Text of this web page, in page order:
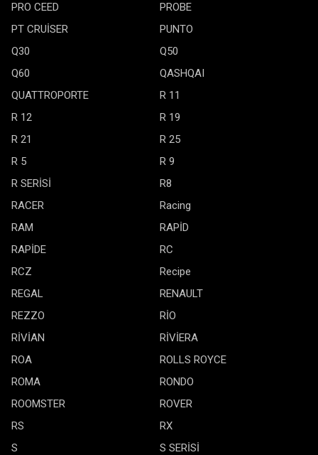
PRO CEED
PROBE
PT CRUİSER
PUNTO
Q30
Q50
Q60
QASHQAI
QUATTROPORTE
R 11
R 12
R 19
R 21
R 25
R 5
R 9
R SERİSİ
R8
RACER
Racing
RAM
RAPİD
RAPİDE
RC
RCZ
Recipe
REGAL
RENAULT
REZZO
RİO
RİVİAN
RİVİERA
ROA
ROLLS ROYCE
ROMA
RONDO
ROOMSTER
ROVER
RS
RX
S
S SERİSİ